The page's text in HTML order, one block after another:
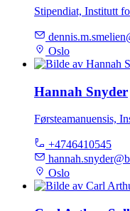
Stipendiat, Institutt
Oslo
Hannah Snyder
Førsteamanuensis,
+4746410545
Oslo